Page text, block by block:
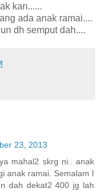
kan......
ada anak ramai....
dh semput dah....
23, 2013
mahal2 skrg ni.. anak
anak ramai. Semalam I
dah dekat2 400 jg lah